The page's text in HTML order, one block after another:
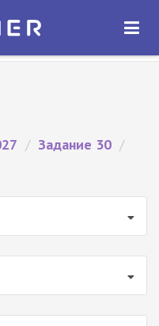
ОТКРЫТЬ
/ Задание 30 /